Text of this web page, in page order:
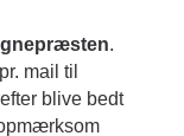
.
mail til
blive bedt